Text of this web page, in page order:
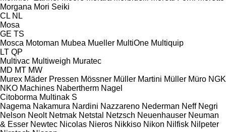
Morgana Mori Seiki
CL NL
Mosa
GE TS
Mosca Motoman Mubea Mueller MultiOne Multiquip
LT QP
Multivac Multiweigh Muratec
MD MT MW
Murex Mäder Pressen Mössner Müller Martini Müller Müro NGK
NKO Machines Nabertherm Nagel
Citoborma Multinak S
Nagema Nakamura Nardini Nazzareno Nederman Neff Negri
Nelson Neolt Netmak Netstal Netzsch Neuenhauser Neuman
& Esser Newtec Nicolas Nieros Nikkiso Nikon Nilfisk Nilpeter